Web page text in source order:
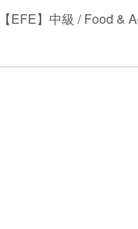
【EFE】中級 / Food &